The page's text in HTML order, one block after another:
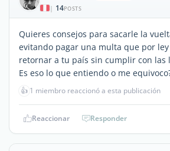
| 14POSTS
Quieres consejos para sacarle la
evitando pagar una multa que por
retornar a tu país sin cumplir con las
Es eso lo que entiendo o me
👍 1 miembro reaccionó a esta publicación
Reaccionar Responder